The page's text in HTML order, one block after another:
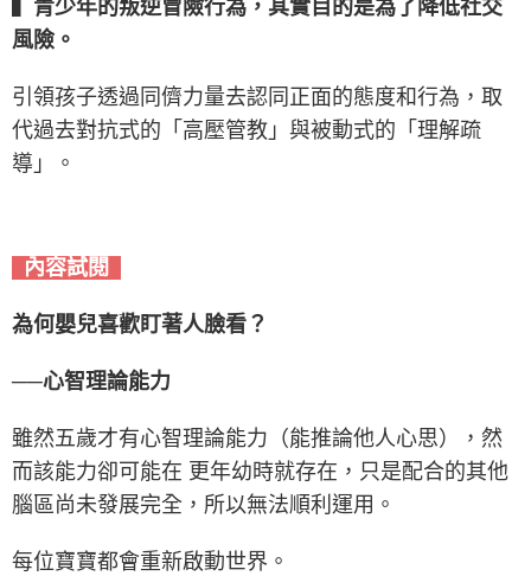
▍青少年的叛逆冒險行為，其實目的是為了降低社交
風險。
引領孩子透過同儕力量去認同正面的態度和行為，取
代過去對抗式的「高壓管教」與被動式的「理解疏
導」。
內容試閱
為何嬰兒喜歡盯著人臉看？
──心智理論能力
雖然五歲才有心智理論能力（能推論他人心思），然
而該能力卻可能在 更年幼時就存在，只是配合的其他
腦區尚未發展完全，所以無法順利運用。
每位寶寶都會重新啟動世界。